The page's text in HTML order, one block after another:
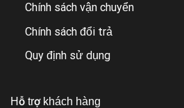
Chính sách vận chuyển
Chính sách đổi trả
Quy định sử dụng
Hỗ trợ khách hàng